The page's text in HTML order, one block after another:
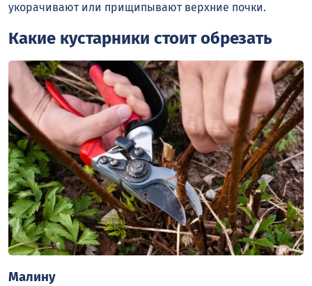
укорачивают или прищипывают верхние почки.
Какие кустарники стоит обрезать
Малину